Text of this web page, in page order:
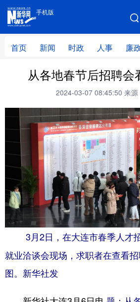
手机版
首页 新闻 时政 人事 廉
手机版
网站地图
首页 新闻 时
财经 社
文化 教育 健
视频 直
地方频道
北京 天津 河
辽宁 吉林 上
浙江 安徽 福
山东 河南 湖
广东
从各地春节后招聘会
2024-03-07 08:45:50 来源
3月2日，在大连市春季人才
就业洽谈会现场，求职者在查看
图。新华社发